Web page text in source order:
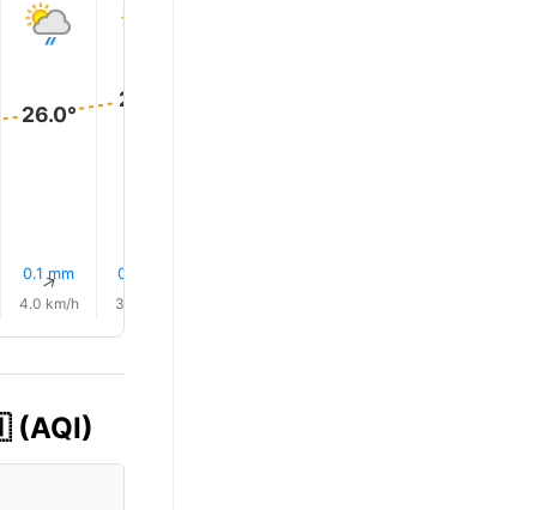
26.0°
0.1 mm
↑
4.0 km/h
27.0°
0.8 mm
3.0 km/h
(AQI)